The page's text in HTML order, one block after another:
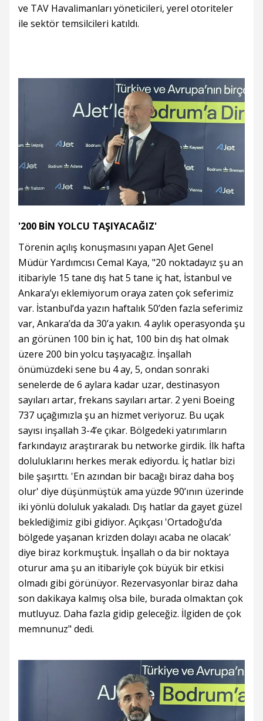
ve TAV Havalimanları yöneticileri, yerel otoriteler
ile sektör temsilcileri katıldı.
'200 BİN YOLCU TAŞIYACAĞIZ'
Törenin açılış konuşmasını yapan AJet Genel
Müdür Yardımcısı Cemal Kaya, "20 noktadayız şu an
itibariyle 15 tane dış hat 5 tane iç hat, İstanbul ve
Ankara’yı eklemiyorum oraya zaten çok seferimiz
var. İstanbul’da yazın haftalık 50’den fazla seferimiz
var, Ankara’da da 30’a yakın. 4 aylık operasyonda şu
an görünen 100 bin iç hat, 100 bin dış hat olmak
üzere 200 bin yolcu taşıyacağız. İnşallah
önümüzdeki sene bu 4 ay, 5, ondan sonraki
senelerde de 6 aylara kadar uzar, destinasyon
sayıları artar, frekans sayıları artar. 2 yeni Boeing
737 uçağımızla şu an hizmet veriyoruz. Bu uçak
sayısı inşallah 3-4’e çıkar. Bölgedeki yatırımların
farkındayız araştırarak bu networke girdik. İlk hafta
doluluklarını herkes merak ediyordu. İç hatlar bizi
bile şaşırttı. 'En azından bir bacağı biraz daha boş
olur' diye düşünmüştük ama yüzde 90’ının üzerinde
iki yönlü doluluk yakaladı. Dış hatlar da gayet güzel
beklediğimiz gibi gidiyor. Açıkçası 'Ortadoğu’da
bölgede yaşanan krizden dolayı acaba ne olacak'
diye biraz korkmuştuk. İnşallah o da bir noktaya
oturur ama şu an itibariyle çok büyük bir etkisi
olmadı gibi görünüyor. Rezervasyonlar biraz daha
son dakikaya kalmış olsa bile, burada olmaktan çok
mutluyuz. Daha fazla gidip geleceğiz. İlgiden de çok
memnunuz" dedi.